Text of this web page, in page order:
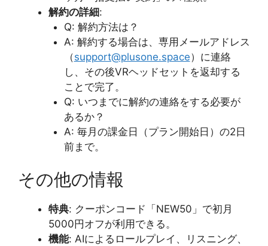
解約の詳細:
Q: 解約方法は？
A: 解約する場合は、専用メールアドレス
（support@plusone.space）に連絡
し、その後VRヘッドセットを返却する
ことで完了。
Q: いつまでに解約の連絡をする必要が
あるか？
A: 毎月の課金日（プラン開始日）の2日
前まで。
その他の情報
特典: クーポンコード「NEW50」で初月
5000円オフが利用できる。
機能: AIによるロールプレイ、リスニング、